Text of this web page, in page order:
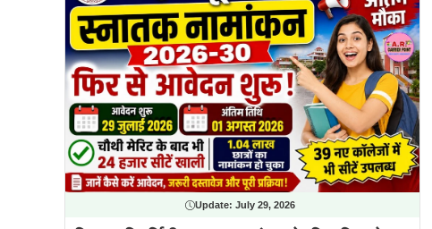
Update: July 29, 2026